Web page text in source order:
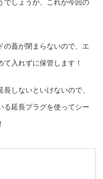
の蓋が閉まらないので、エ
入れずに保管します！
しないといけないので、
る延長プラグを使ってシー